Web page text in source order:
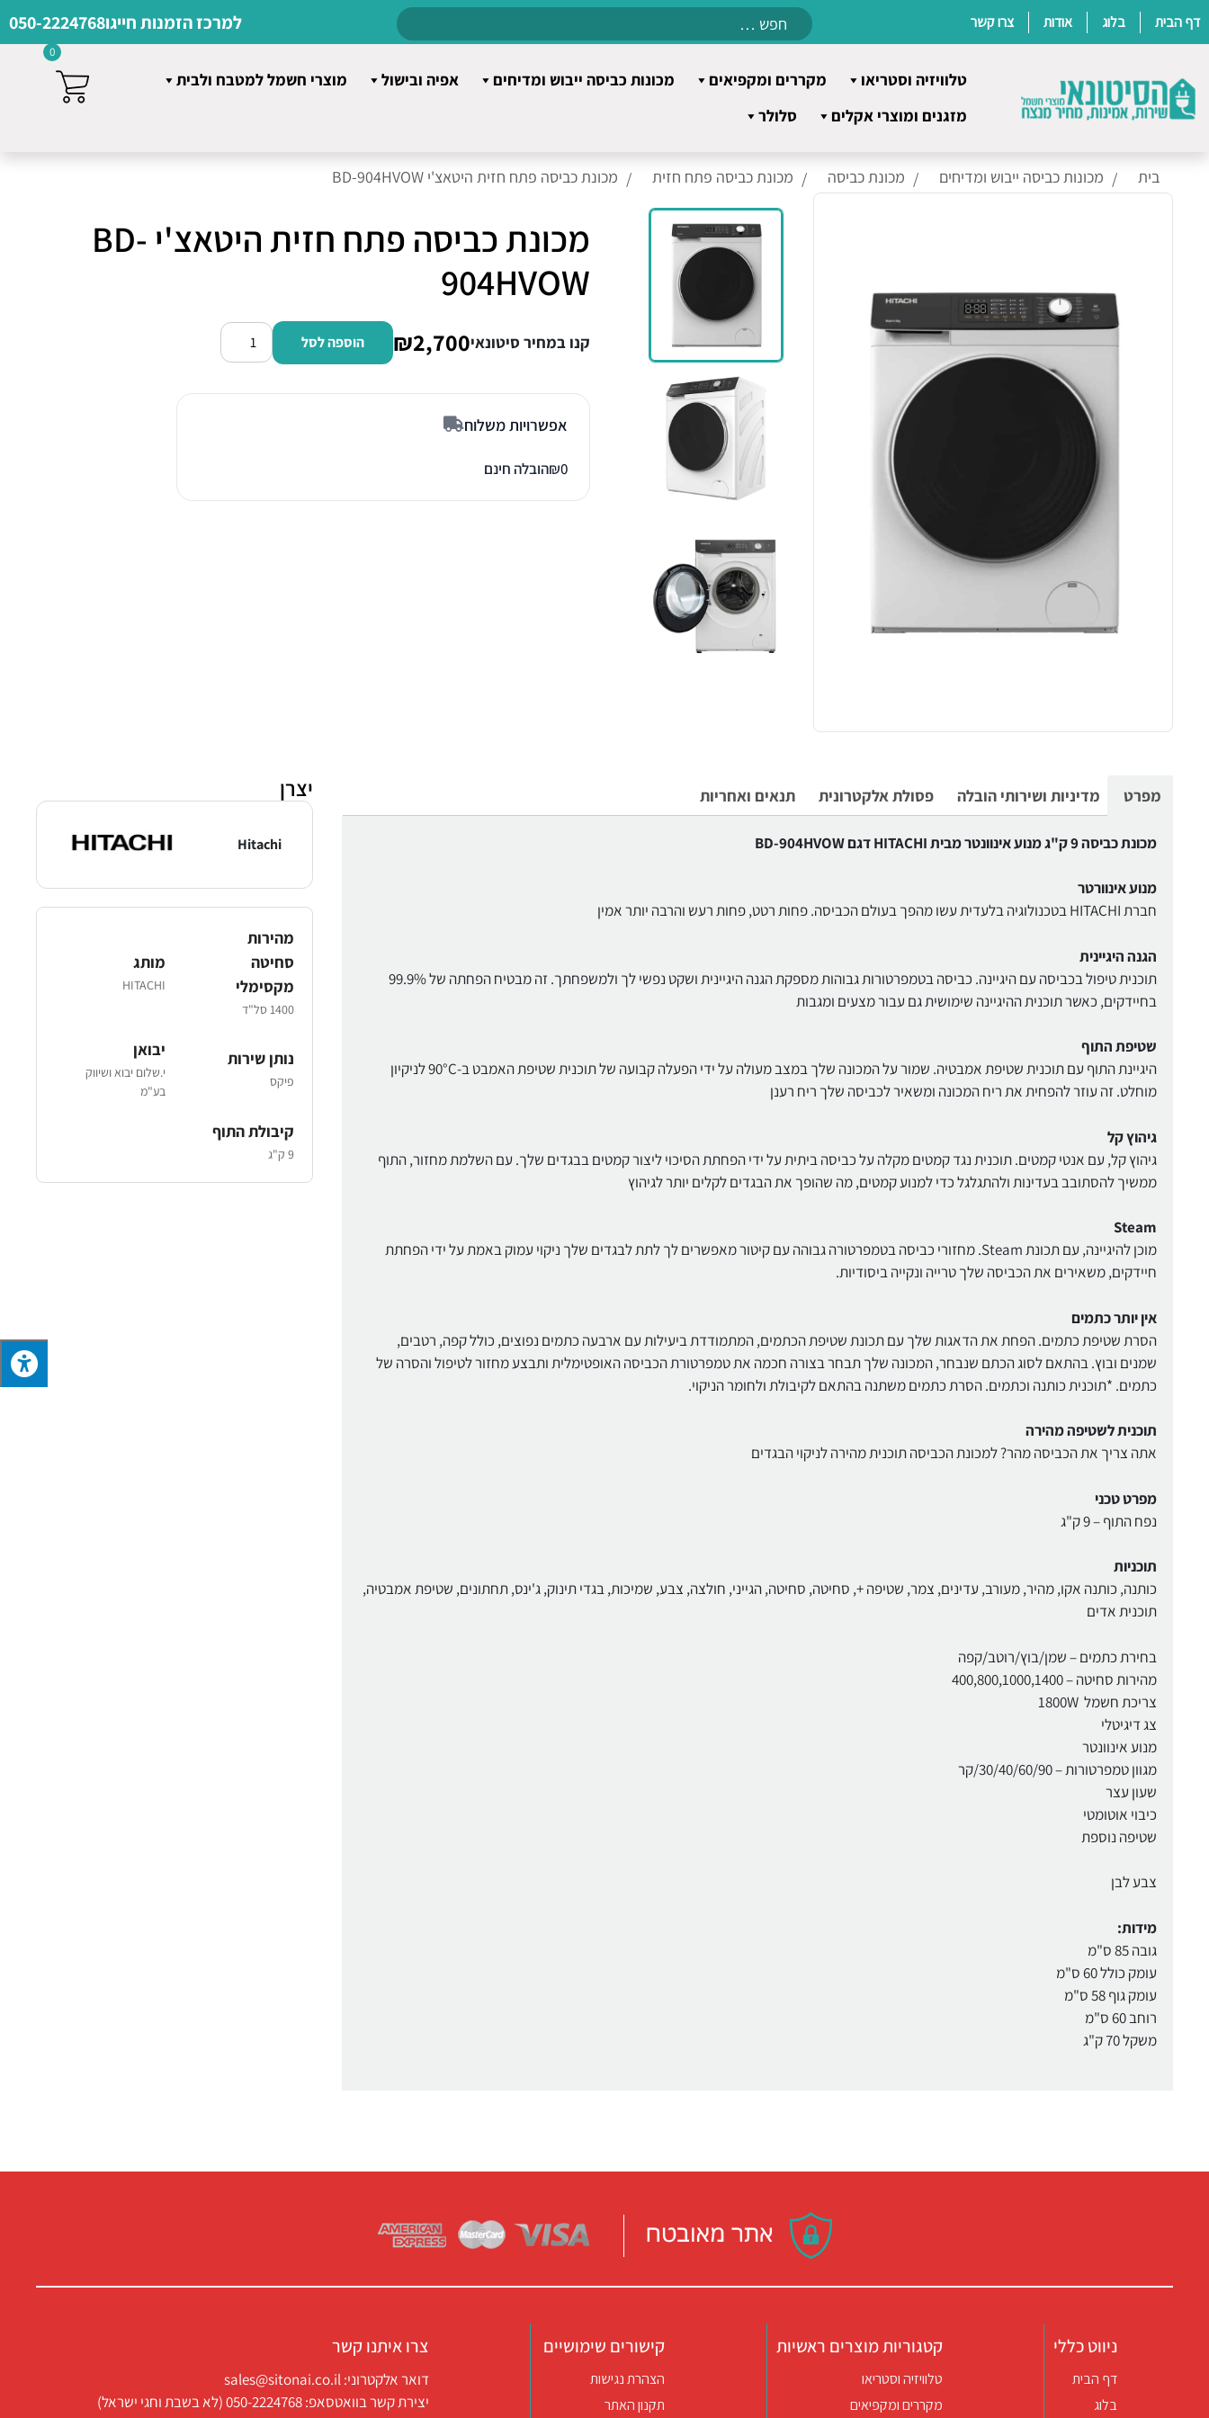
Skip
דף הבית בלוג אודות צרו קשר
Search
למרכז הזמנות חייגו050-2224768
טלוויזיה וסטריאו מקררים ומקפיאים מכונות כביסה ייבוש ומדיחים אפיה ובישול
מוצרי חשמל למטבח ולבית
מזגנים ומוצרי אקלים
סלולר
בית מכונות כביסה ייבוש ומדיחים מכונת כביסה מכונת כביסה פתח חזית מכונת כביסה פתח חזית היטאצ'י BD-904HVOW
מכונת כביסה פתח חזית היטאצ'י BD-
904HVOW
קנו במחיר סיטונאי₪2,700 הוספה לסל
כמות
היטאצ'י
אפשרויות משלוח
₪0 הובלה חינם
מפרט מדיניות ושירותי הובלה פסולת אלקטרונית תנאים ואחריות
מכונת כביסה 9 ק"ג מנוע אינוונטר מבית HITACHI דגם BD-904HVOW
מנוע אינוורטר
חברת HITACHI בטכנולוגיה בלעדית עשו מהפך בעולם הכביסה. פחות רטט, פחות רעש והרבה יותר אמין
הגנה היגיינית
תוכנית טיפול בכביסה עם היגיינה. כביסה בטמפרטורות גבוהות מספקת הגנה היגיינית ושקט נפשי לך ולמשפחתך. זה מבטיח הפחתה של 99.9%
בחיידקים, כאשר תוכנית ההיגיינה שימושית גם עבור מצעים ומגבות
שטיפת התוף
היגיינת התוף עם תוכנית שטיפת אמבטיה. שמור על המכונה שלך במצב מעולה על ידי הפעלה קבועה של תוכנית שטיפת האמבט ב-90°C לניקיון
מוחלט. זה עוזר להפחית את ריח המכונה ומשאיר לכביסה שלך ריח רענן
גיהוץ קל
גיהוץ קל, עם אנטי קמטים. תוכנית נגד קמטים מקלה על כביסה ביתית על ידי הפחתת הסיכוי ליצור קמטים בבגדים שלך. עם השלמת מחזור, התוף
ממשיך להסתובב בעדינות ולהתגלגל כדי למנוע קמטים, מה שהופך את הבגדים לקלים יותר לגיהוץ
Steam
מוכן להיגיינה, עם תכונת Steam. מחזורי כביסה בטמפרטורה גבוהה עם קיטור מאפשרים לך לתת לבגדים שלך ניקוי עמוק באמת על ידי הפחתת
חיידקים, משאירים את הכביסה שלך טרייה ונקייה ביסודיות.
אין יותר כתמים
הסרת שטיפת כתמים. הפחת את הדאגות שלך עם תכונת שטיפת הכתמים, המתמודדת ביעילות עם ארבעה כתמים נפוצים, כולל קפה, רטבים,
שמנים ובוץ. בהתאם לסוג הכתם שנבחר, המכונה שלך תבחר בצורה חכמה את טמפרטורת הכביסה האופטימלית ותבצע מחזור לטיפול והסרה של
כתמים. *תוכנית כותנה וכתמים. הסרת כתמים משתנה בהתאם לקיבולת ולחומר הניקוי.
תוכנית לשטיפה מהירה
אתה צריך את הכביסה מהר? למכונת הכביסה תוכנית מהירה לניקוי הבגדים
מפרט טכני
נפח התוף – 9 ק"ג
תוכניות
כותנה, כותנה אקו, מהיר, מעורב, עדינים, צמר, שטיפה +, סחיטה, סחיטה, הגייני, חולצה, צבע, שמיכות, בגדי תינוק, ג'ינס, תחתונים, שטיפת אמבטיה,
תוכנית אדים
בחירת כתמים – שמן/בוץ/רוטב/קפה
מהירות סחיטה – 400,800,1000,1400
צריכת חשמל 1800W
צג דיגיטלי
מנוע אינוונטר
מגוון טמפרטורות – 30/40/60/90/קר
שעון עצר
כיבוי אוטומטי
שטיפה נוספת
צבע לבן
מידות:
גובה 85 ס"מ
עומק כולל 60 ס"מ
עומק גוף 58 ס"מ
רוחב 60 ס"מ
משקל 70 ק"ג
יצרן
Hitachi
מהירות
סחיטה
מקסימלי
1400 סל"ד
מותג
HITACHI
נותן שירות
פיקס
יבואן
י.שלום יבוא ושיווק
בע"מ
קיבולת התוף
9 ק"ג
ניווט כללי
דף הבית
בלוג
קטגוריות מוצרים ראשיות
טלוויזיה וסטריאו
מקררים ומקפיאים
קישורים שימושיים
הצהרת נגישות
תקנון האתר
צרו איתנו קשר
דואר אלקטרוני: sales@sitonai.co.il
יצירת קשר בוואטסאפ: 050-2224768 (לא בשבת וחגי ישראל)
0